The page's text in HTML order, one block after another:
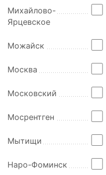
Михайлово-
Ярцевское
Можайск
Москва
Московский
Мосрентген
Мытищи
Наро-Фоминск